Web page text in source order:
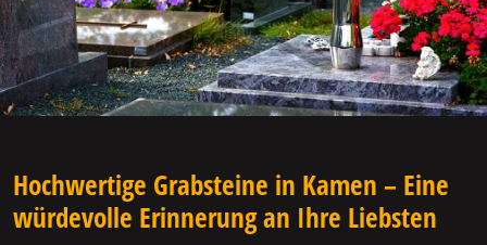
Hochwertige Grabsteine in Kamen – Eine
würdevolle Erinnerung an Ihre Liebsten